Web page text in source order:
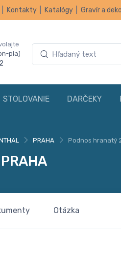
Kontakty Katalógy Gravír a
pia)
STOLOVANIE DARČEKY
PRAHA Podnos hranatý
Otázka